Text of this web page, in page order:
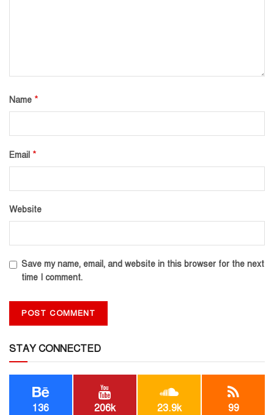
Name *
Email *
Website
Save my name, email, and website in this browser for the next
time I comment.
STAY CONNECTED
136 206k 23.9k 99